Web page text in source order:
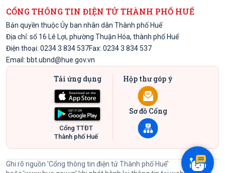
CỔNG THÔNG TIN ĐIỆN TỬ THÀNH PHỐ HUẾ
Bản quyền thuộc Ủy ban nhân dân Thành phố Huế
Địa chỉ: số 16 Lê Lợi, phường Thuận Hóa, thành phố Huế
Điện thoại: 0234 3 834 537Fax: 0234 3 834 537
Email: bbt.ubnd@hue.gov.vn
Tải ứng dụng
Cổng TTĐT
Thành phố Huế
Hộp thư góp ý
Sơ đồ Cổng
Ghi rõ nguồn 'Cổng thông tin điện tử Thành phố Huế'